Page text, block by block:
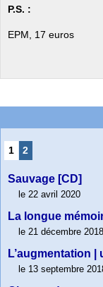
P.S. :
EPM, 17 euros
1 2
Sauvage [CD]
le 22 avril 2020
La longue
le 21 décembre 2018
L’augmentation
le 13 septembre